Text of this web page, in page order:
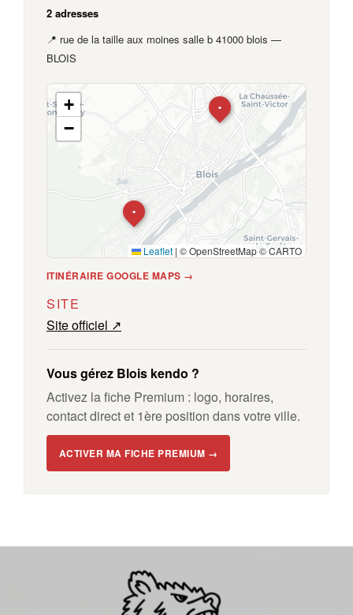
2 adresses
📍 rue de la taille aux moines salle b 41000 blois —
BLOIS
•
•
+
−
Leaflet | © OpenStreetMap © CARTO
ITINÉRAIRE GOOGLE MAPS →
SITE
Site officiel ↗
Vous gérez Blois kendo ?
Activez la fiche Premium : logo, horaires,
contact direct et 1ère position dans votre ville.
ACTIVER MA FICHE PREMIUM →